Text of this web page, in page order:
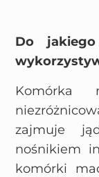
Do
Komórka
zajmuje
nośnikiem
komórki